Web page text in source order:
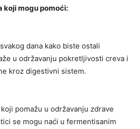
koji mogu pomoći:
dana kako biste ostali
u održavanju pokretljivosti creva i
kroz digestivni sistem.
pomažu u održavanju zdrave
se mogu naći u fermentisanim